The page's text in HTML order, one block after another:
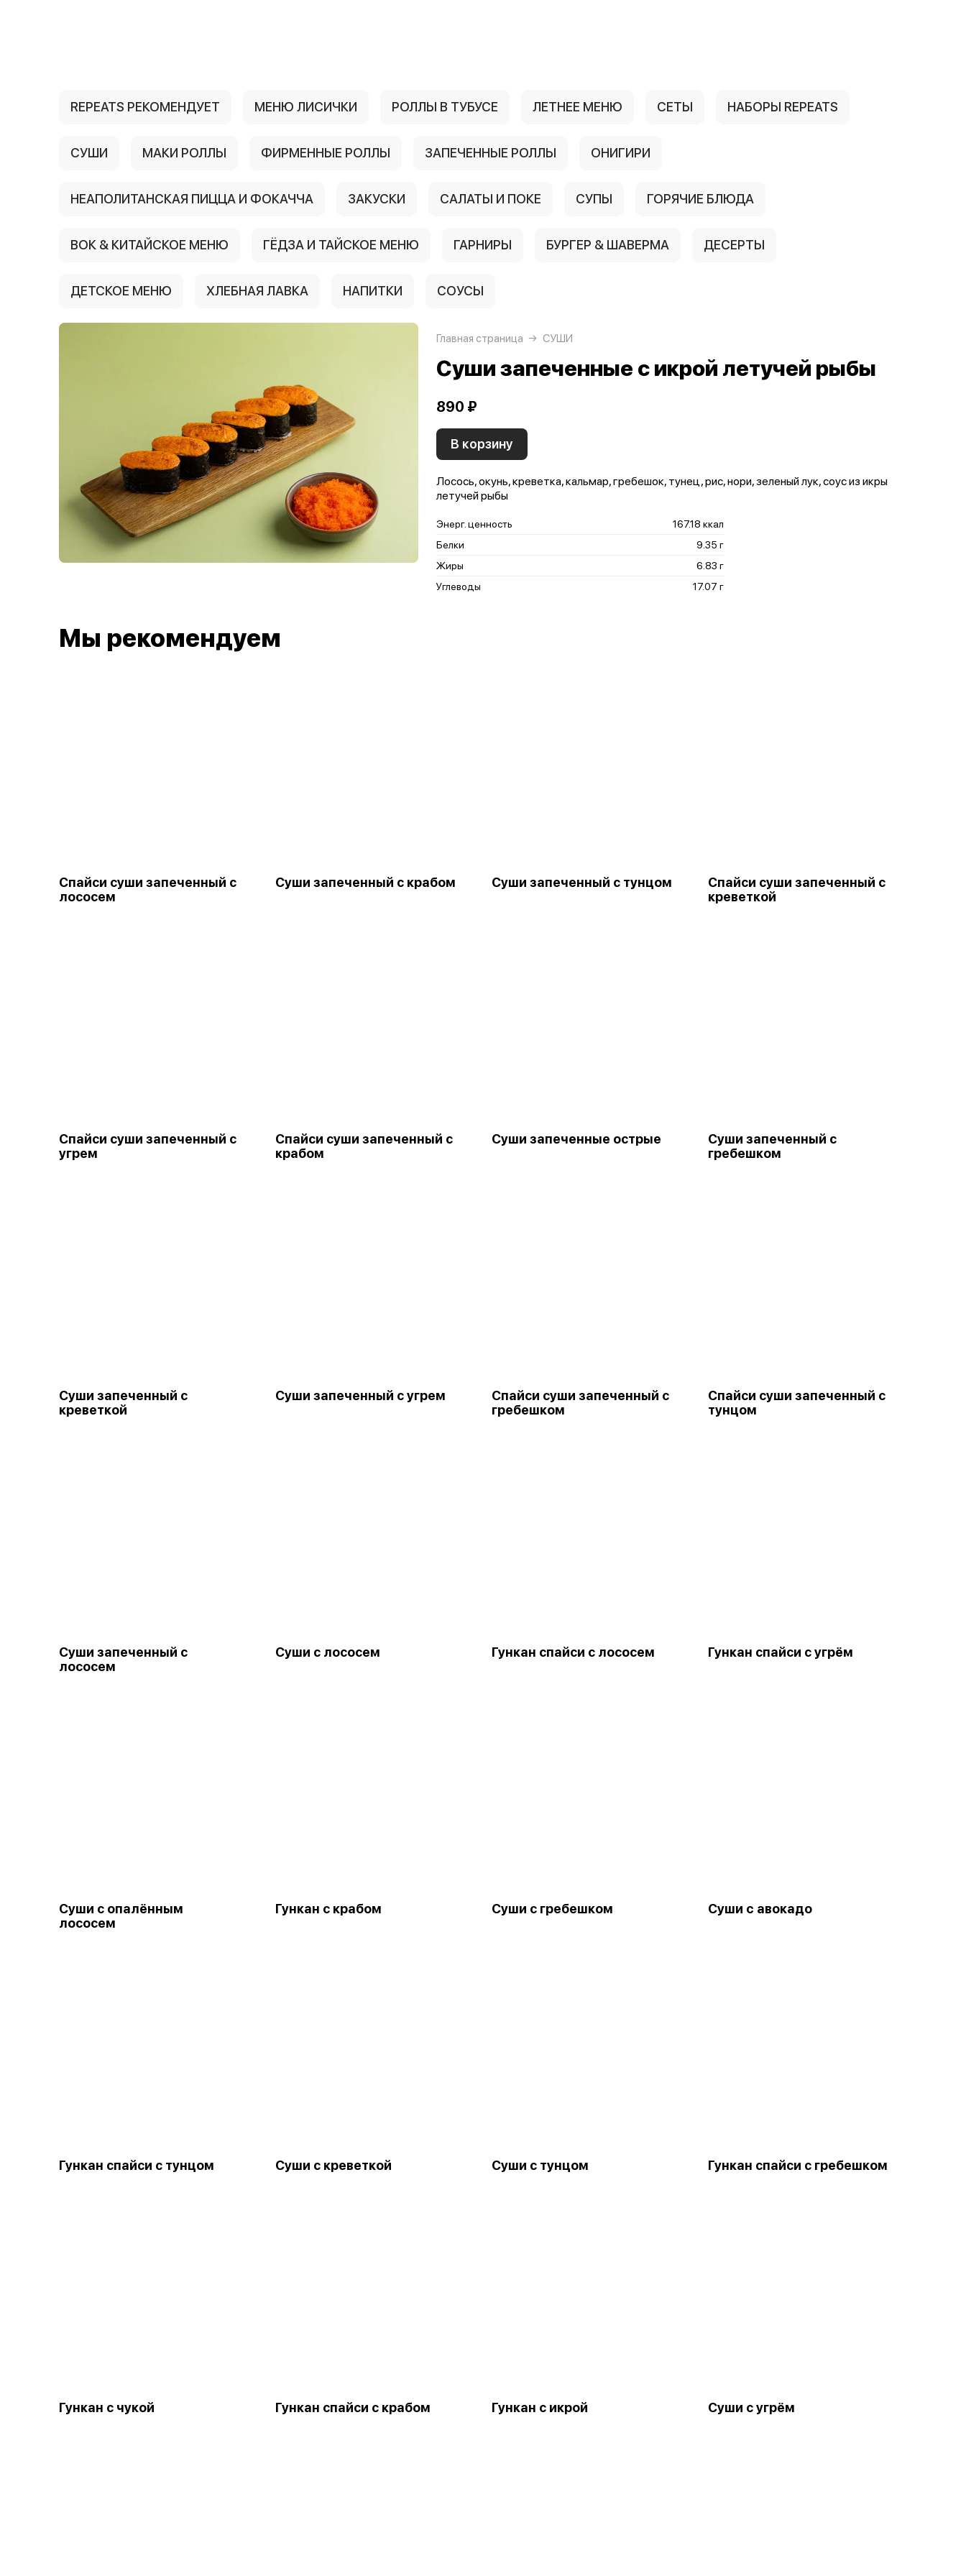
REPEATS РЕКОМЕНДУЕТ МЕНЮ ЛИСИЧКИ РОЛЛЫ В ТУБУСЕ ЛЕТНЕЕ МЕНЮ СЕТЫ НАБОРЫ REPEATS
СУШИ МАКИ РОЛЛЫ ФИРМЕННЫЕ РОЛЛЫ ЗАПЕЧЕННЫЕ РОЛЛЫ ОНИГИРИ
НЕАПОЛИТАНСКАЯ ПИЦЦА И ФОКАЧЧА ЗАКУСКИ САЛАТЫ И ПОКЕ СУПЫ ГОРЯЧИЕ БЛЮДА
ВОК & КИТАЙСКОЕ МЕНЮ ГЁДЗА И ТАЙСКОЕ МЕНЮ ГАРНИРЫ БУРГЕР & ШАВЕРМА ДЕСЕРТЫ
ДЕТСКОЕ МЕНЮ ХЛЕБНАЯ ЛАВКА НАПИТКИ СОУСЫ
Главная страница СУШИ
Суши запеченные с икрой летучей рыбы
890 ₽
В корзину
Лосось, окунь, креветка, кальмар, гребешок, тунец, рис, нори, зеленый лук, соус из икры
летучей рыбы
Энерг. ценность
167.18 ккал
Белки
9.35 г
Жиры
6.83 г
Углеводы
17.07 г
Мы рекомендуем
Спайси суши запеченный с
лососем
Суши запеченный с крабом Суши запеченный с тунцом
Спайси суши запеченный с
креветкой
Спайси суши запеченный с
угрем
Спайси суши запеченный с
крабом
Суши запеченные острые
Суши запеченный с
гребешком
Суши запеченный с
креветкой
Суши запеченный с угрем
Спайси суши запеченный с
гребешком
Спайси суши запеченный с
тунцом
Суши запеченный с
лососем
Суши с лососем Гункан спайси с лососем Гункан спайси с угрём
Суши с опалённым
лососем
Гункан с крабом Суши с гребешком Суши c авокадо
Гункан спайси с тунцом Суши с креветкой Суши с тунцом Гункан спайси с гребешком
Гункан с чукой Гункан спайси с крабом Гункан с икрой Суши с угрём